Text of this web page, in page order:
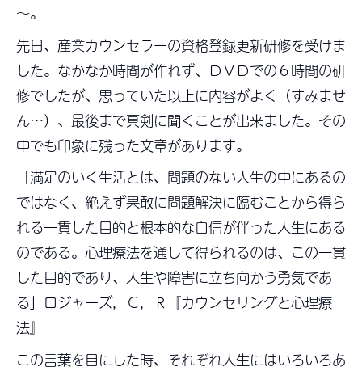
～。
先日、産業カウンセラーの資格登録更新研修を受けま
した。なかなか時間が作れず、ＤＶＤでの６時間の研
修でしたが、思っていた以上に内容がよく（すみませ
ん…）、最後まで真剣に聞くことが出来ました。その
中でも印象に残った文章があります。
「満足のいく生活とは、問題のない人生の中にあるの
ではなく、絶えず果敢に問題解決に臨むことから得ら
れる一貫した目的と根本的な自信が伴った人生にある
のである。心理療法を通して得られるのは、この一貫
した目的であり、人生や障害に立ち向かう勇気であ
る」ロジャーズ，Ｃ，Ｒ『カウンセリングと心理療
法』
この言葉を目にした時、それぞれ人生にはいろいろあ